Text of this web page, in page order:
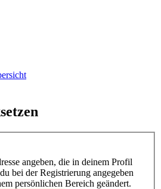
angeben, die in deinem Profil
bei der Registrierung angegeben
persönlichen Bereich geändert.